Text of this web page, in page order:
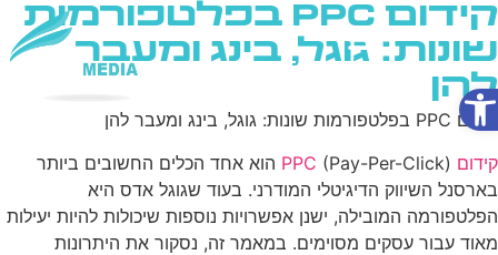
פתח סרגל נגישות
קידום PPC בפלטפורמות
שונות: גוגל, בינג ומעבר
להן
קידום PPC בפלטפורמות שונות: גוגל, בינג ומעבר להן
קידום PPC
(Pay-Per-Click) הוא אחד הכלים החשובים ביותר
בארסנל השיווק הדיגיטלי המודרני. בעוד שגוגל אדס היא
הפלטפורמה המובילה, ישנן אפשרויות נוספות שיכולות להיות יעילות
מאוד עבור עסקים מסוימים. במאמר זה, נסקור את היתרונות